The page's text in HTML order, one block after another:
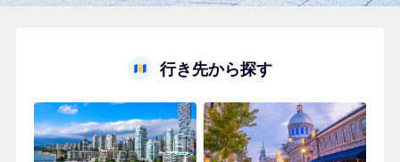
行き先から探す